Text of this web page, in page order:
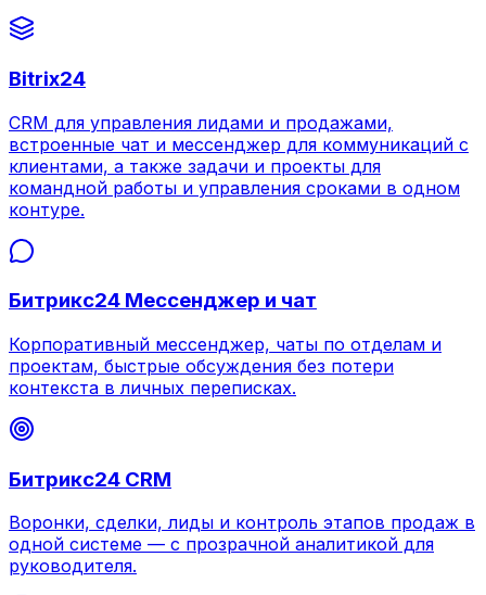
Bitrix24
CRM для управления лидами и продажами,
встроенные чат и мессенджер для коммуникаций с
клиентами, а также задачи и проекты для
командной работы и управления сроками в одном
контуре.
Битрикс24 Мессенджер и чат
Корпоративный мессенджер, чаты по отделам и
проектам, быстрые обсуждения без потери
контекста в личных переписках.
Битрикс24 CRM
Воронки, сделки, лиды и контроль этапов продаж в
одной системе — с прозрачной аналитикой для
руководителя.